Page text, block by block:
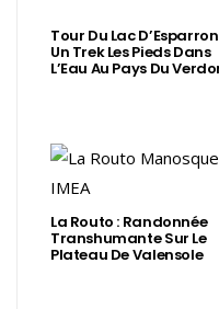
Tour Du Lac
Un Trek Les Pieds Dans
L’Eau Au Pays Du
La Routo : Randonnée
Transhumante Sur Le
Plateau De Valensole